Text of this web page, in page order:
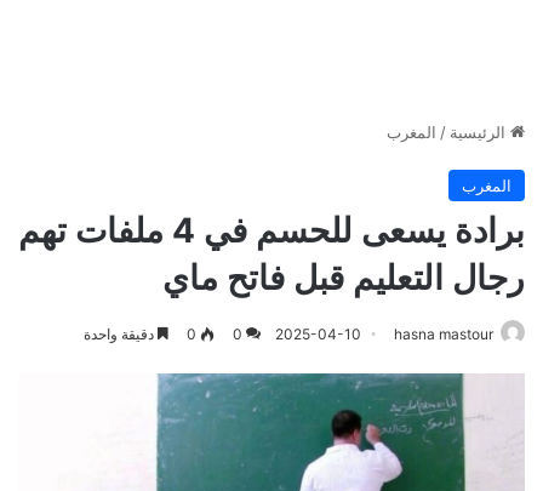
الرئيسية / المغرب
المغرب
برادة يسعى للحسم في 4 ملفات تهم
رجال التعليم قبل فاتح ماي
hasna mastour
2025-04-10
0
0 دقيقة واحدة